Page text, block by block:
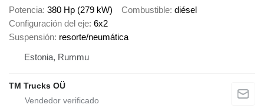
Potencia 380 Hp (279 kW) Combustible diésel
Configuración del eje 6x2
Suspensión resorte/neumática
Estonia, Rummu
TM Trucks OÜ